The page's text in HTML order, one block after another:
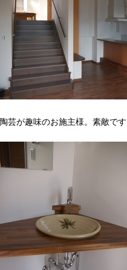
陶芸が趣味のお施主様。素敵で